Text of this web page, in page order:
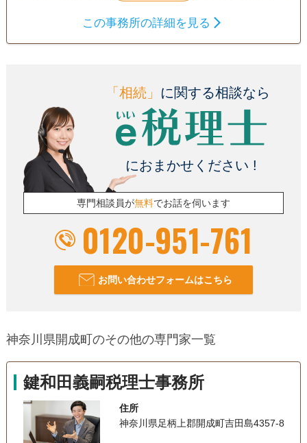
サービスを提供するために、小さなお悩みやご事情まできめ
生前贈与
初回相談無料 オンライン面談可
この事務所の詳細を見る
「相続」 に関する相談なら
におまかせください !
専門相談員が無料でお話を伺います
0120-951-761
お問い合わせフォームはこちら
神奈川県開成町のその他の専門家一覧
鍵和田義嗣税理士事務所
住所
神奈川県足柄上郡開成町吉田島4357-8